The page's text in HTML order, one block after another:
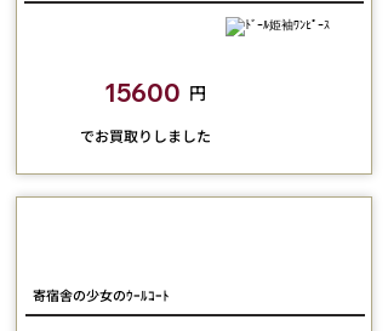
15600 円
​でお買取りしました
寄宿舎の少女のｳｰﾙｺｰﾄ